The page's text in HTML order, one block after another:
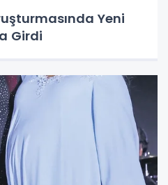
Yeni
Girdi